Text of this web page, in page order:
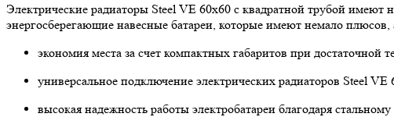
Электрические радиаторы Steel VE 60х60 с квадратной трубой
энергосберегающие навесные батареи, которые имеют немало
экономия места за счет компактных габаритов при достаточной
универсальное подключение электрических радиаторов Steel
высокая надежность работы электробатареи благодаря